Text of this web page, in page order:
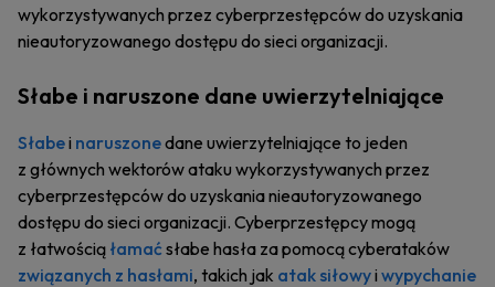
wykorzystywanych przez cyberprzestępców do uzyskania
nieautoryzowanego dostępu do sieci organizacji.
Słabe i naruszone dane uwierzytelniające
Słabei naruszonedane uwierzytelniające to jeden
z głównych wektorów ataku wykorzystywanych przez
cyberprzestępców do uzyskania nieautoryzowanego
dostępu do sieci organizacji. Cyberprzestępcy mogą
z łatwością łamaćsłabe hasła za pomocą cyberataków
związanych z hasłami, takich jak atak siłowyi wypychanie